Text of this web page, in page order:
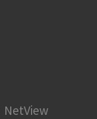
NetView